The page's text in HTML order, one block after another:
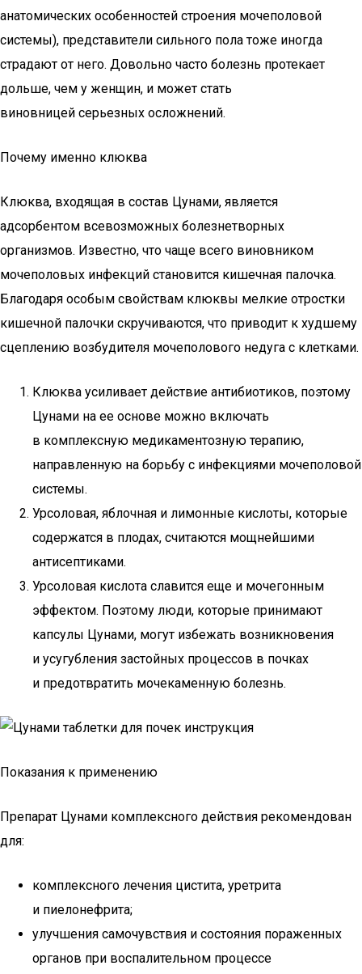
анатомических особенностей строения мочеполовой
системы), представители сильного пола тоже иногда
страдают от него. Довольно часто болезнь протекает
дольше, чем у женщин, и может стать
виновницей серьезных осложнений.
Почему именно клюква
Клюква, входящая в состав Цунами, является
адсорбентом всевозможных болезнетворных
организмов. Известно, что чаще всего виновником
мочеполовых инфекций становится кишечная палочка.
Благодаря особым свойствам клюквы мелкие отростки
кишечной палочки скручиваются, что приводит к худшему
сцеплению возбудителя мочеполового недуга с клетками.
Клюква усиливает действие антибиотиков, поэтому
Цунами на ее основе можно включать
в комплексную медикаментозную терапию,
направленную на борьбу с инфекциями мочеполовой
системы.
Урсоловая, яблочная и лимонные кислоты, которые
содержатся в плодах, считаются мощнейшими
антисептиками.
Урсоловая кислота славится еще и мочегонным
эффектом. Поэтому люди, которые принимают
капсулы Цунами, могут избежать возникновения
и усугубления застойных процессов в почках
и предотвратить мочекаменную болезнь.
Показания к применению
Препарат Цунами комплексного действия рекомендован
для:
комплексного лечения цистита, уретрита
и пиелонефрита;
улучшения самочувствия и состояния пораженных
органов при воспалительном процессе